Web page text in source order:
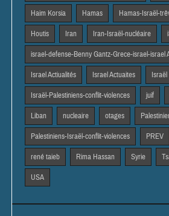
Haim Korsia Hamas Hamas-Israël-
Houtis Iran Iran-Israël-nucléaire
israel-defense-Benny Gantz-Grece-israel-israel
Israel Actiualités Israel Actuaites Israël
Israël-Palestiniens-conflit-violences juif
Liban nucleaire otages
Palestiniens-Israël-conflit-violences PREV
rené taieb Rima Hassan Syrie
USA